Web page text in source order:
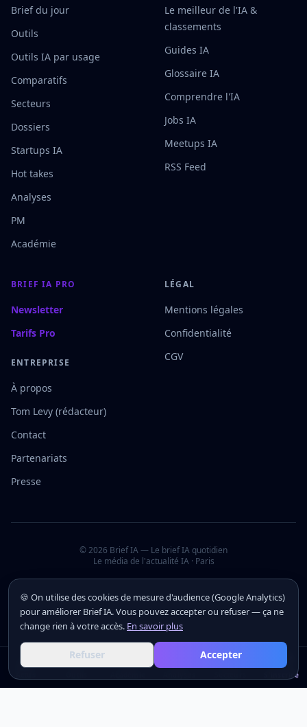
🍪 On utilise des cookies de mesure d'audience (Google Analytics)
pour améliorer Brief IA. Vous pouvez accepter ou refuser — ça ne
change rien à votre accès. En savoir plus
Refuser Accepter
Brief du jour
Outils
Outils IA par usage
Comparatifs
Secteurs
Dossiers
Startups IA
Hot takes
Analyses
PM
Académie
Le meilleur de l'IA &
classements
Guides IA
Glossaire IA
Comprendre l'IA
Jobs IA
Meetups IA
RSS Feed
BRIEF IA PRO
Newsletter
Tarifs Pro
ENTREPRISE
À propos
Tom Levy (rédacteur)
Contact
Partenariats
Presse
LÉGAL
Mentions légales
Confidentialité
CGV
©2026 Brief IA — Le brief IA quotidien
Le média de l'actualité IA · Paris
S'inscrire
S'inscrire